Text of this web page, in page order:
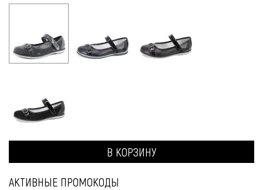
В КОРЗИНУ
АКТИВНЫЕ ПРОМОКОДЫ